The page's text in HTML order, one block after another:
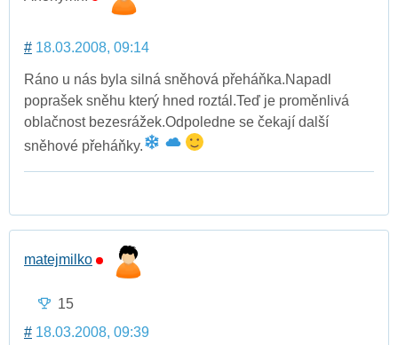
# 18.03.2008, 09:14
Ráno u nás byla silná sněhová přeháňka.Napadl
poprašek sněhu který hned roztál.Teď je proměnlivá
oblačnost bezesrážek.Odpoledne se čekají další
sněhové přeháňky.
matejmilko
15
# 18.03.2008, 09:39